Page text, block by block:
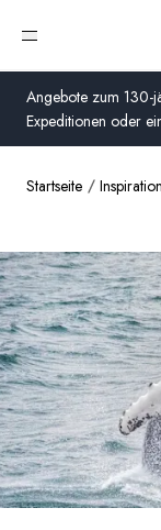
Angebote zum 130-
Expeditionen oder
Menü öffnen
Schweiz
und
USA
Schweiz
Global
Startseite Inspiration